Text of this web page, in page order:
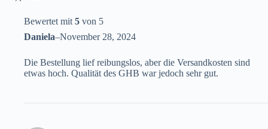
Bewertet mit 5 von 5
Daniela–November 28, 2024
Die Bestellung lief reibungslos, aber die Versandkosten sind
etwas hoch. Qualität des GHB war jedoch sehr gut.